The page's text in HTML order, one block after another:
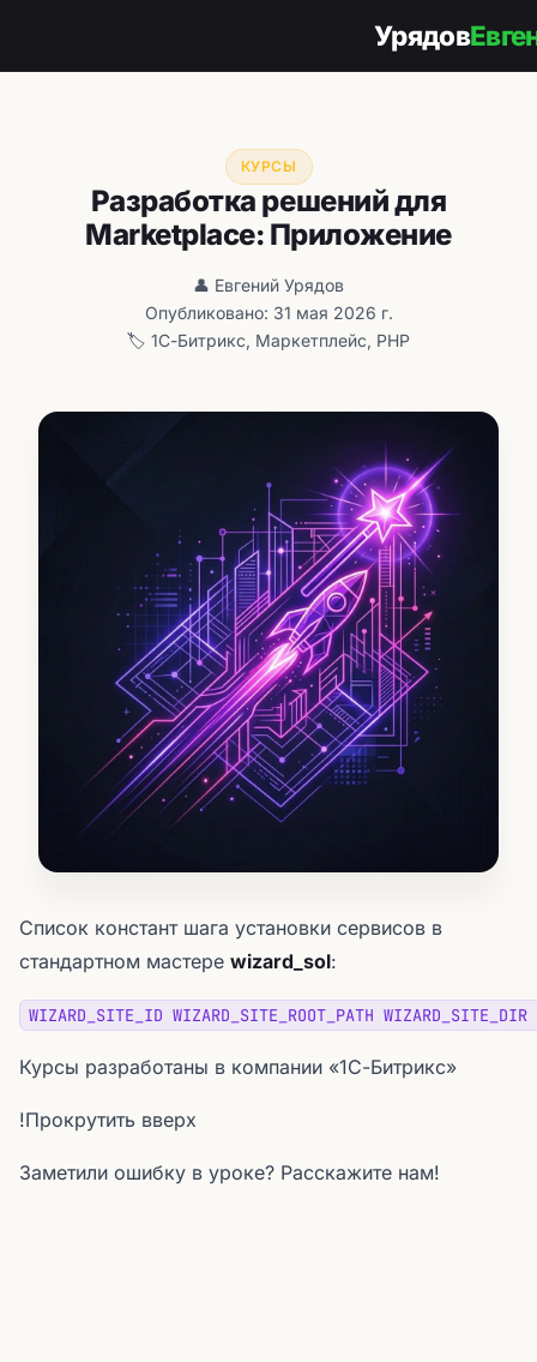
Урядов
КУРСЫ
Разработка решений для
Marketplace: Приложение
👤 Евгений Урядов
Опубликовано: 31 мая 2026 г.
🏷️ 1С-Битрикс, Маркетплейс, PHP
Список констант шага установки сервисов в
стандартном мастере wizard_sol:
WIZARD_SITE_ID WIZARD_SITE_ROOT_PATH WIZARD_SITE_DIR
Курсы разработаны в компании «1С-Битрикс»
!Прокрутить вверх
Заметили ошибку в уроке? Расскажите нам!